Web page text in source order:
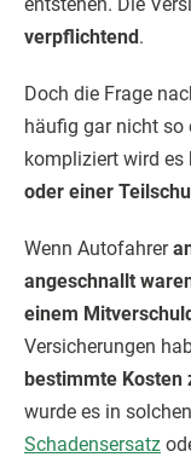
verpflichtend.
Doch die Frage
häufig gar nicht so
kompliziert wird es
oder einer
Wenn Autofahrer
angeschnallt
einem
Versicherungen
bestimmte Kosten
wurde es in
Schadensersatz